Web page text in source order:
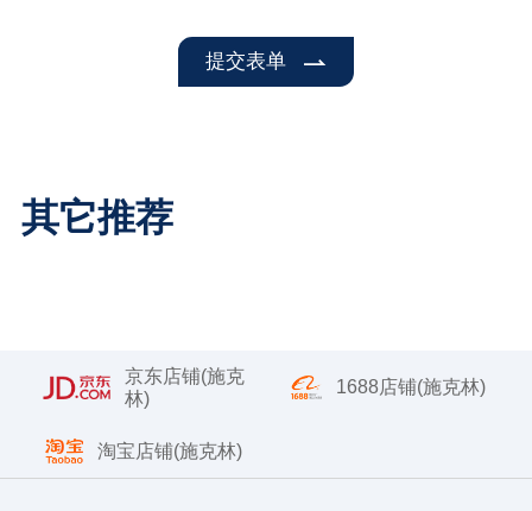
提交表单
其它推荐
京东店铺(施克
林)
1688店铺(施克林)
淘宝店铺(施克林)